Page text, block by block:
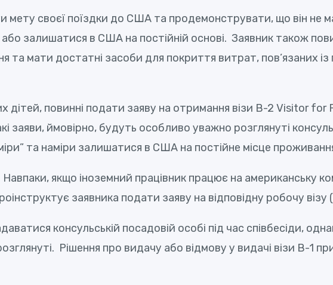
мету своєї поїздки до США та продемонструвати, що він не
або залишатися в США на постійній основі. Заявник також
та мати достатні засоби для покриття витрат, пов’язаних
дітей, повинні подати заяву на отримання візи В-2 Visitor for
заяви, ймовірно, будуть особливо уважно розглянуті
та наміри залишатися в США на постійне місце
якщо іноземний працівник працює на американську
заявника подати заяву на відповідну робочу візу
консульській посадовій особі під час співбесіди,
Рішення про видачу або відмову у видачі візи В-1